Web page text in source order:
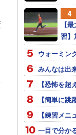
【
習】
ウォーミン
みんなは出
【恐怖を
【簡単に
【練習メ
一目で分か